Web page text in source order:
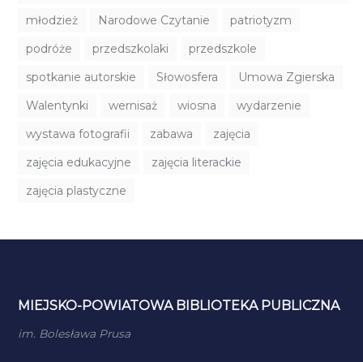
młodzież
Narodowe Czytanie
patriotyzm
podróże
przedszkolaki
przedszkole
spotkanie autorskie
Słowosfera
Umowa Zgierska
Walentynki
wernisaż wiosna
wydarzenie
wystawa fotografii
zabawa
zajęcia
zajęcia edukacyjne
zajęcia literackie
zajęcia plastyczne
MIEJSKO-POWIATOWA BIBLIOTEKA PUBLICZNA
im. Bolesława Prusa